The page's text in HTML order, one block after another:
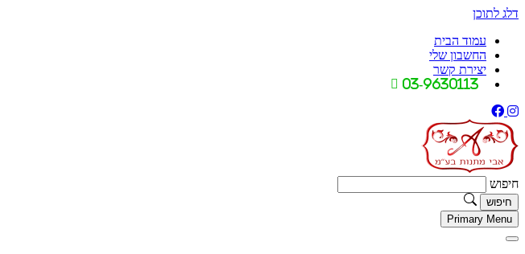
דלג לתוכן
עמוד הבית
החשבון שלי
יצירת קשר
03-9630113
חיפוש
Primary Menu